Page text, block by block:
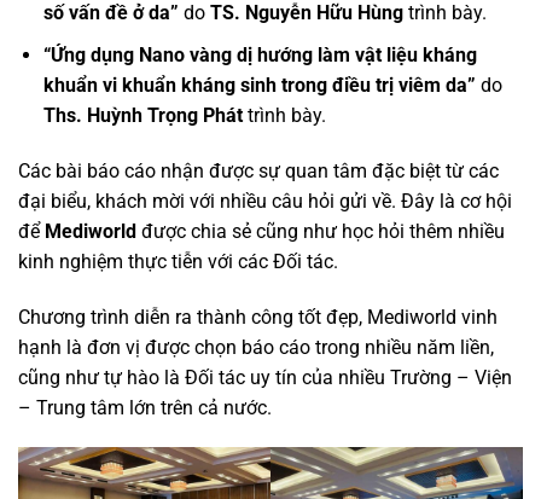
số vấn đề ở da” do TS. Nguyễn Hữu Hùngtrình bày.
“Ứng dụng Nano vàng dị hướng làm vật liệu kháng
khuẩn vi khuẩn kháng sinh trong điều trị viêm da” do
Ths. Huỳnh Trọng Pháttrình bày.
Các bài báo cáo nhận được sự quan tâm đặc biệt từ các
đại biểu, khách mời với nhiều câu hỏi gửi về. Đây là cơ hội
để Mediworld được chia sẻ cũng như học hỏi thêm nhiều
kinh nghiệm thực tiễn với các Đối tác.
Chương trình diễn ra thành công tốt đẹp, Mediworld vinh
hạnh là đơn vị được chọn báo cáo trong nhiều năm liền,
cũng như tự hào là Đối tác uy tín của nhiều Trường – Viện
– Trung tâm lớn trên cả nước.